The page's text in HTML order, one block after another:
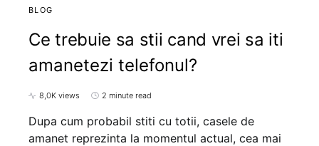
BLOG
Ce trebuie sa stii cand vrei sa iti
amanetezi telefonul?
8,0K views 2 minute read
Dupa cum probabil stiti cu totii, casele de
amanet reprezinta la momentul actual, cea mai